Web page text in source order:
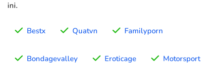
ini.
Bestx Quatvn Familyporn
Bondagevalley Eroticage Motorsport